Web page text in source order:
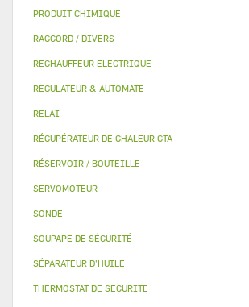
PRODUIT CHIMIQUE
RACCORD / DIVERS
RECHAUFFEUR ELECTRIQUE
REGULATEUR & AUTOMATE
RELAI
RÉCUPÉRATEUR DE CHALEUR CTA
RÉSERVOIR / BOUTEILLE
SERVOMOTEUR
SONDE
SOUPAPE DE SÉCURITÉ
SÉPARATEUR D'HUILE
THERMOSTAT DE SECURITE